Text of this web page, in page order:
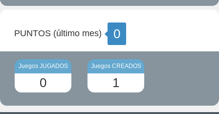
PUNTOS (último mes) 0
Juegos JUGADOS
0
Juegos CREADOS
1